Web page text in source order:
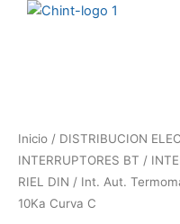
Inicio / DISTRIBUCION
INTERRUPTORES BT /
RIEL DIN / Int. Aut.
10Ka Curva C